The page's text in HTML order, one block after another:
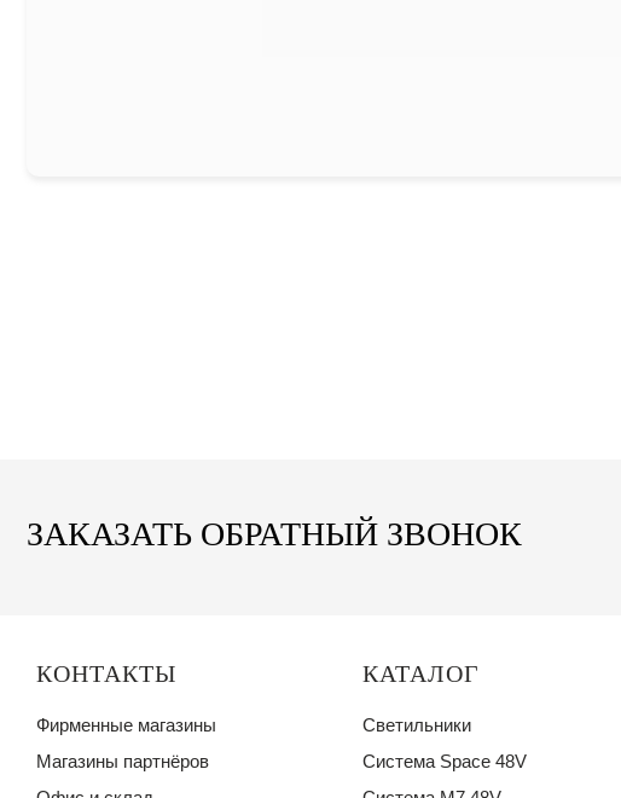
ЗАКАЗАТЬ ОБРАТНЫЙ ЗВОНОК
КАТАЛОГ
Светильники
Система Space 48V
КОНТАКТЫ
Фирменные магазины
Магазины партнёров